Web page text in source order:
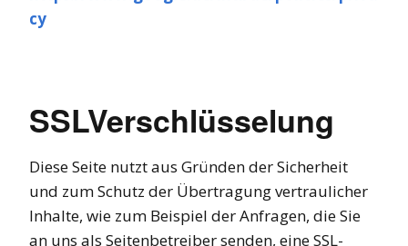
cy
SSLVerschlüsselung
Diese Seite nutzt aus Gründen der Sicherheit
und zum Schutz der Übertragung vertraulicher
Inhalte, wie zum Beispiel der Anfragen, die Sie
an uns als Seitenbetreiber senden, eine SSL-